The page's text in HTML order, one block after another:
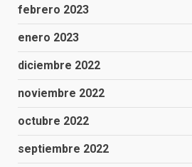
febrero 2023
enero 2023
diciembre 2022
noviembre 2022
octubre 2022
septiembre 2022